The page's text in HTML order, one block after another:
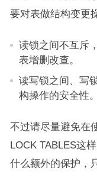
要对表做结构变更
读锁之间不互斥
表增删改查。
读写锁之间、写
构操作的安全性。
不过请尽量避免在
LOCK TABLES这
什么额外的保护，